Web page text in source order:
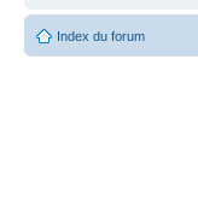
Index du forum